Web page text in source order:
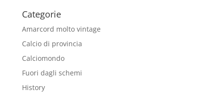
Categorie
Amarcord molto vintage
Calcio di provincia
Calciomondo
Fuori dagli schemi
History